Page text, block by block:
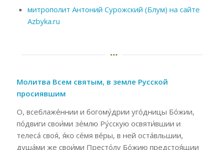
митрополит Антоний Сурожский (Блум) на сайте
Azbyka.ru
Молитва Всем святым, в земле Русской
просиявшим
О, всеблаже́ннии и богому́дрии уго́дницы Бо́жии,
по́двиги свои́ми зе́млю Ру́сскую освяти́вшии и
телеса́ своя́, я́ко се́мя ве́ры, в ней оста́вльшии,
душа́ми же свои́ми Престо́лу Бо́жию предстоя́щии